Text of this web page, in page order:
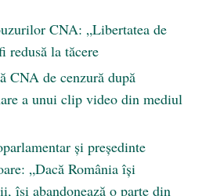
CNA: „Libertatea de
redusă la tăcere
CNA de cenzură după
a unui clip video din mediul
și președinte
„Dacă România își
își abandonează o parte din